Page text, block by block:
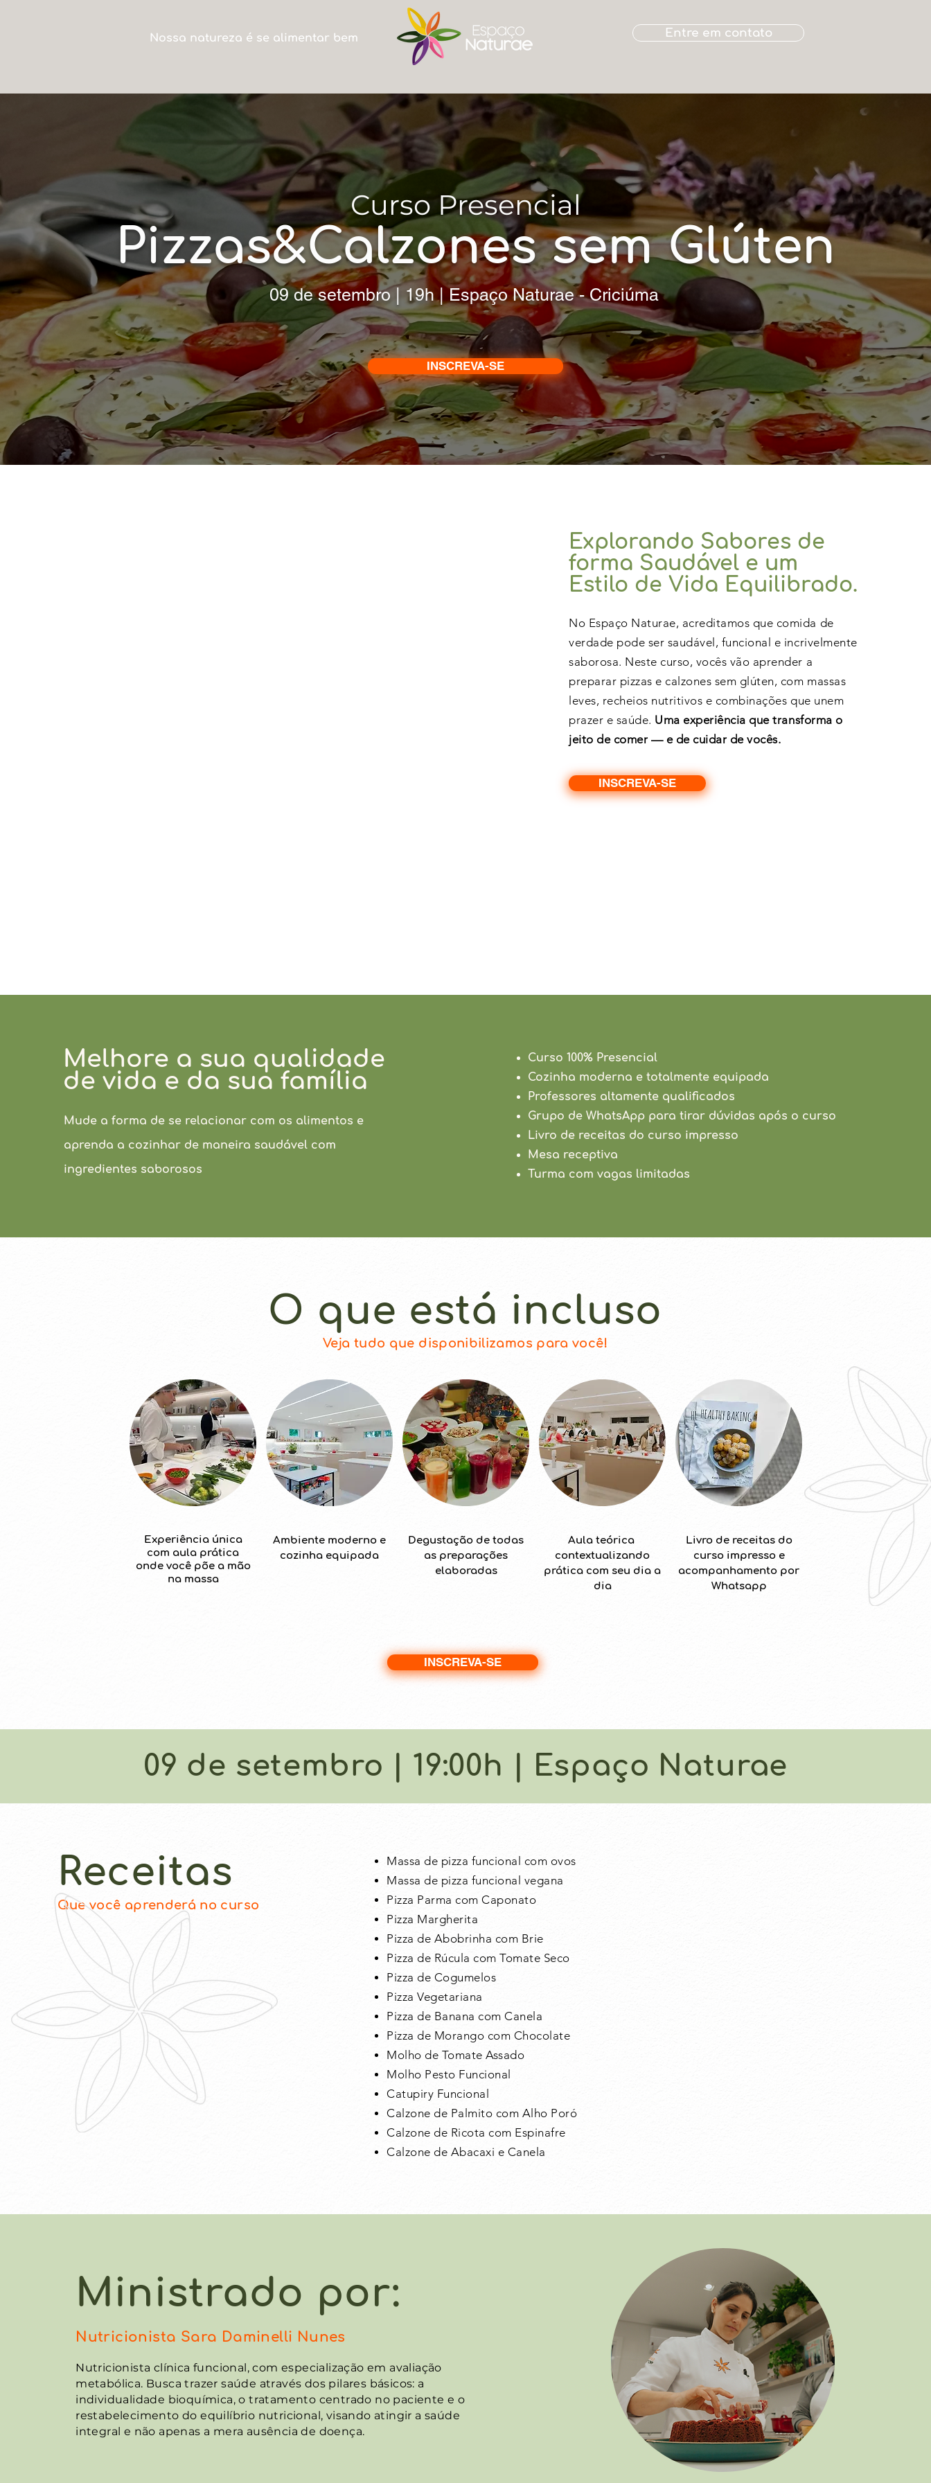
Nossa natureza é se alimentar bem Entre em contato
Curso Presencial
Pizzas&Calzones sem Glúten
09 de setembro | 19h |Espaço Naturae - Criciúma
INSCREVA-SE
Explorando Sabores de
forma Saudável e um
Estilo de Vida Equilibrado.
No Espaço Naturae, acreditamos que comida de
verdade pode ser saudável, funcional e incrivelmente
saborosa. Neste curso, vocês vão aprender a
preparar pizzas e calzones sem glúten, com massas
leves, recheios nutritivos e combinações que unem
prazer e saúde. Uma experiência que transforma o
jeito de comer — e de cuidar de vocês.
INSCREVA-SE
Melhore a sua qualidade
de vida e da sua família
Mude a forma de se relacionar com os alimentos e
aprenda a cozinhar de maneira saudável com
ingredientes saborosos
Curso 100% Presencial
Cozinha moderna e totalmente equipada
Professores altamente qualificados
Grupo de WhatsApp para tirar dúvidas após o curso
Livro de receitas do curso impresso
Mesa receptiva
Turma com vagas limitadas
O que está incluso
Veja tudo que disponibilizamos para você!
Experiência única
com aula prática
onde você põe a mão
na massa
Ambiente moderno e
cozinha equipada
Degustação de todas
as preparações
elaboradas
Aula teórica
contextualizando
prática com seu dia a
dia
Livro de receitas do
curso impresso e
acompanhamento por
Whatsapp
INSCREVA-SE
09 de setembro | 19:00h | Espaço Naturae
Receitas
Que você aprenderá no curso
Massa de pizza funcional com ovos
Massa de pizza funcional vegana
Pizza Parma com Caponato
Pizza Margherita
Pizza de Abobrinha com Brie
Pizza de Rúcula com Tomate Seco
Pizza de Cogumelos
Pizza Vegetariana
Pizza de Banana com Canela
Pizza de Morango com Chocolate
Molho de Tomate Assado
Molho Pesto Funcional
Catupiry Funcional
Calzone de Palmito com Alho Poró
Calzone de Ricota com Espinafre
Calzone de Abacaxi e Canela
Ministrado por:
Luisa Wendhausen
Ministrado por:
Nutricionista Sara Daminelli Nunes
Nutricionista clínica funcional, com especialização em avaliação
metabólica. Busca trazer saúde através dos pilares básicos: a
individualidade bioquímica, o tratamento centrado no paciente e o
restabelecimento do equilíbrio nutricional, visando atingir a saúde
integral e não apenas a mera ausência de doença.